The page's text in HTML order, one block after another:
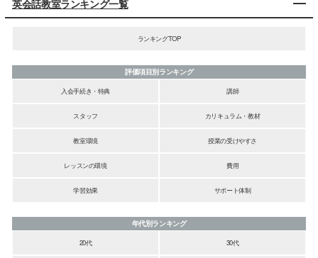
英会話教室ランキング一覧
ランキングTOP
評価項目別ランキング
入会手続き・特典
講師
スタッフ カリキュラム・教材
教室環境 授業の受けやすさ
レッスンの環境 費用
学習効果 サポート体制
年代別ランキング
20代
30代